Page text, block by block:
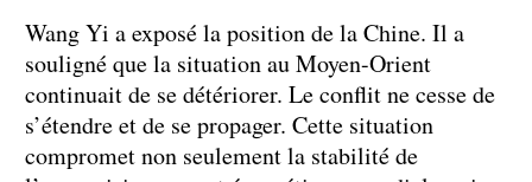
Wang Yi a exposé la position de la Chine. Il a
souligné que la situation au Moyen-Orient
continuait de se détériorer. Le conflit ne cesse de
s’étendre et de se propager. Cette situation
compromet non seulement la stabilité de